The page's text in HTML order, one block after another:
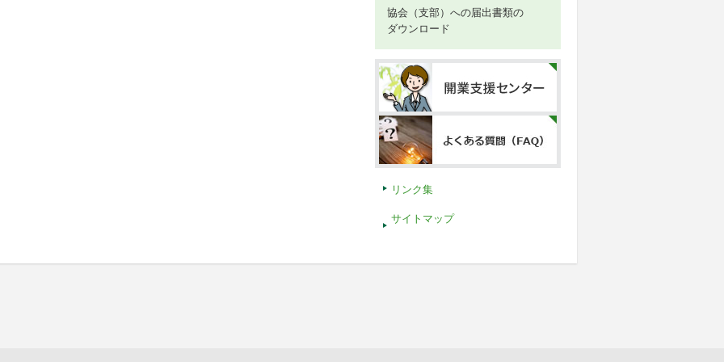
協会（支部）への届出書類の
ダウンロード
リンク集
サイトマップ